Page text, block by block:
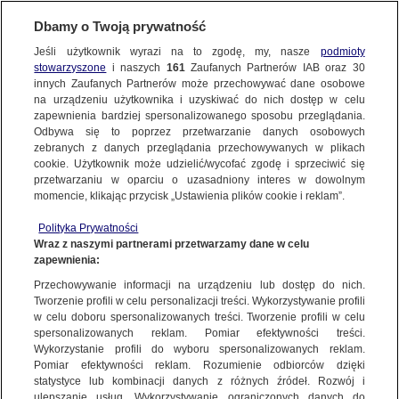
NAJNOWSZE
FAKTY
TVN24 GO
POLSKA
ŚWIAT
miasta:
WARSZAWA
Dzień dobry!
Jedno konto do wszystkich usług
Nowa polityka imigracyjna
Camerona
Dbamy o Twoją prywatność
Jeśli użytkownik wyrazi na to zgodę, my, nasze podmioty
stowarzyszone i naszych 161Zaufanych Partnerów IAB oraz 30
innych Zaufanych Partnerów może przechowywać dane osobowe
na urządzeniu użytkownika i uzyskiwać do nich dostęp w celu
zapewnienia bardziej spersonalizowanego sposobu przeglądania.
Odbywa się to poprzez przetwarzanie danych osobowych
zebranych z danych przeglądania przechowywanych w plikach
cookie. Użytkownik może udzielić/wycofać zgodę i sprzeciwić się
przetwarzaniu w oparciu o uzasadniony interes w dowolnym
momencie, klikając przycisk „Ustawienia plików cookie i reklam”.
Polityka Prywatności
Wraz z naszymi partnerami przetwarzamy dane w celu
zapewnienia:
Przechowywanie informacji na urządzeniu lub dostęp do nich.
Tworzenie profili w celu personalizacji treści. Wykorzystywanie profili
w celu doboru spersonalizowanych treści. Tworzenie profili w celu
spersonalizowanych reklam. Pomiar efektywności treści.
Wykorzystanie profili do wyboru spersonalizowanych reklam.
Pomiar efektywności reklam. Rozumienie odbiorców dzięki
statystyce lub kombinacji danych z różnych źródeł. Rozwój i